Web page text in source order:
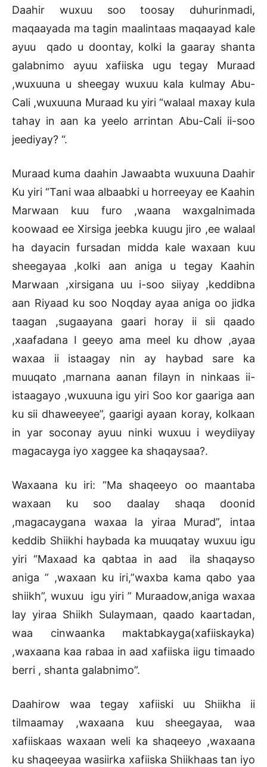
Daahir wuxuu soo toosay duhurinmadi,
maqaayada ma tagin maalintaas maqaayad kale
ayuu qado u doontay, kolki la gaaray shanta
galabnimo ayuu xafiiska ugu tegay Muraad
,wuxuuna u sheegay wuxuu kala kulmay Abu-
Cali ,wuxuuna Muraad ku yiri “walaal maxay kula
tahay in aan ka yeelo arrintan Abu-Cali ii-soo
jeediyay? “.
Muraad kuma daahin Jawaabta wuxuuna Daahir
Ku yiri “Tani waa albaabki u horreeyay ee Kaahin
Marwaan kuu furo ,waana waxgalnimada
koowaad ee Xirsiga jeebka kuugu jiro ,ee walaal
ha dayacin fursadan midda kale waxaan kuu
sheegayaa ,kolki aan aniga u tegay Kaahin
Marwaan ,xirsigana uu i-soo siiyay ,keddibna
aan Riyaad ku soo Noqday ayaa aniga oo jidka
taagan ,sugaayana gaari horay ii sii qaado
,xaafadana I geeyo ama meel ku dhow ,ayaa
waxaa ii istaagay nin ay haybad sare ka
muuqato ,marnana aanan filayn in ninkaas ii-
istaagayo ,wuxuuna igu yiri Soo kor gaariga aan
ku sii dhaweeyee”, gaarigi ayaan koray, kolkaan
in yar soconay ayuu ninki wuxuu i weydiiyay
magacayga iyo xaggee ka shaqaysaa?.
Waxaana ku iri: “Ma shaqeeyo oo maantaba
waxaan ku soo daalay shaqa doonid
,magacaygana waxaa la yiraa Murad”, intaa
keddib Shiikhi haybada ka muuqatay wuxuu igu
yiri “Maxaad ka qabtaa in aad ila shaqayso
aniga ” ,waxaan ku iri,”waxba kama qabo yaa
shiikh”, wuxuu igu yiri ” Muraadow,aniga waxaa
lay yiraa Shiikh Sulaymaan, qaado kaartadan,
waa cinwaanka maktabkayga(xafiiskayka)
,waxaana kaa rabaa in aad xafiiska iigu timaado
berri , shanta galabnimo”.
Daahirow waa tegay xafiiski uu Shiikha ii
tilmaamay ,waxaana kuu sheegayaa, waa
xafiiskaas waxaan weli ka shaqeeyo ,waxaana
ku shaqeeyaa wasiirka xafiiska Shiikhaas tan iyo